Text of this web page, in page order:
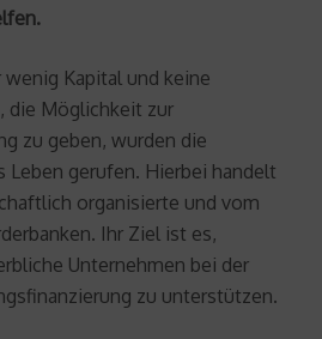
wenig Kapital und keine
die Möglichkeit zur
zu geben, wurden die
Leben gerufen. Hierbei handelt
organisierte und vom
Ihr Ziel ist es,
Unternehmen bei der
zu unterstützen.